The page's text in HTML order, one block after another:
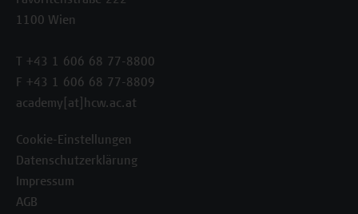
1100 Wien
T +43 1 606 68 77-8800
F +43 1 606 68 77-8809
academy[at]hcw.ac.at
Cookie-Einstellungen
Datenschutzerklärung
Impressum
AGB